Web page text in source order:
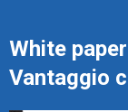
White
Vantaggio